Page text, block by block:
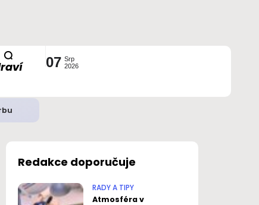
07 Srp
2026
Redakce doporučuje
RADY A TIPY
Atmosféra v